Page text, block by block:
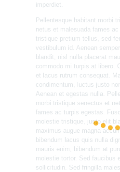
imperdiet.
Pellentesque habitant morbi
netus et malesuada fames
tristique pretium tellus, sed
vestibulum id. Aenean
blandit, nisl nulla placerat
commodo mi turpis at libero.
et lacus rutrum consequat.
condimentum, luctus justo
Aenean et egestas nulla.
morbi tristique senectus et
fames ac turpis egestas.
molestie tristique, justo elit
maximus augue magna
bibendum lacus quis nulla
mauris enim, bibendum at
molestie tortor. Sed faucibus
sollicitudin. Sed fringilla